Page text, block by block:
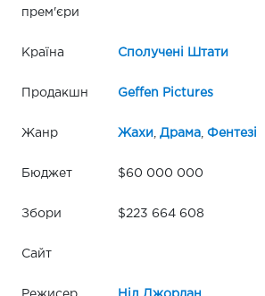
прем'єри
Країна Сполучені Штати
Продакшн Geffen Pictures
Жанр Жахи Драма, Фентезі
Бюджет $60 000 000
Збори $223 664 608
Сайт